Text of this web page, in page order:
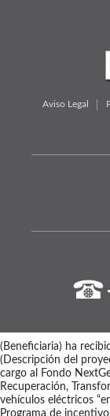
Aviso Legal
(Beneficiaria) ha
(Descripción del
cargo al Fondo
Recuperación,
vehículos eléctricos